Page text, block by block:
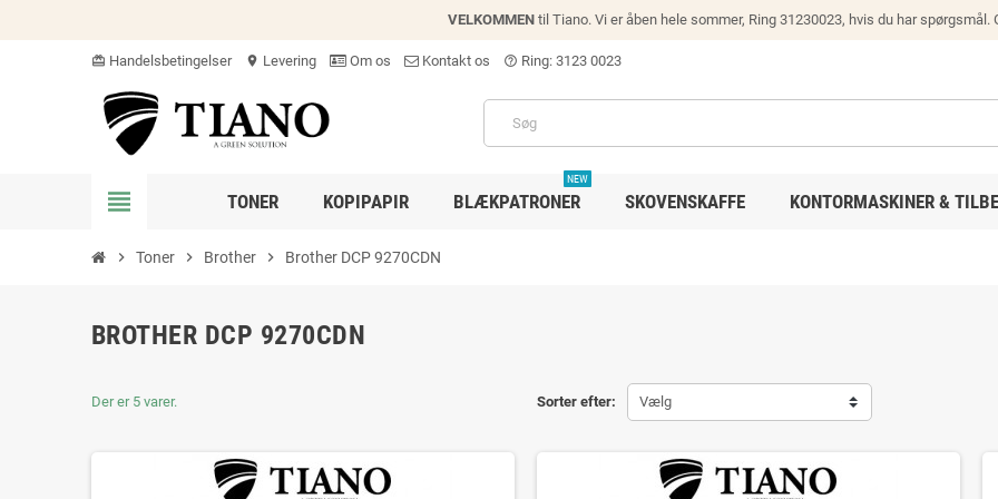
VELKOMMEN til Tiano. Vi er åben hele sommer, Ring 31230023, hvis du har spørgsmål.
card_giftcard Handelsbetingelser location_on Levering Om os Kontakt os help_outline Ring: 3123 0023
view_headline TONER KOPIPAPIR BLÆKPATRONER
NEW
SKOVENSKAFFE KONTORMASKINER &
chevron_right Toner chevron_right Brother chevron_right Brother DCP 9270CDN
BROTHER DCP 9270CDN
Sorter efter: Vælg
Der er 5 varer.